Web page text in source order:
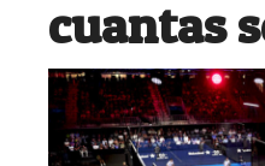
cuantas